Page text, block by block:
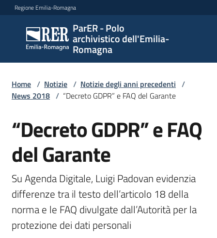
Vai al contenuto
Vai alla navigazione
Vai al footer
Regione Emilia-Romagna
ParER - Polo
archivistico dell'Emilia-
Romagna
ParER -
Polo
archivistico
Romagna
Polo
archivistico
Archivio
storico
Conservazione
Home / Notizie / Notizie degli anni precedenti /
News 2018 / “Decreto GDPR” e FAQ del Garante
Salta al contenuto
“Decreto GDPR” e FAQ
del Garante
Su Agenda Digitale, Luigi Padovan evidenzia
differenze tra il testo dell’articolo 18 della
norma e le FAQ divulgate dall’Autorità per la
protezione dei dati personali